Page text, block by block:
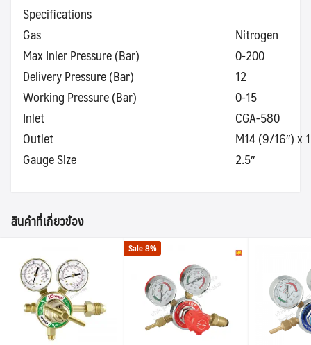
Search
Specifications
Gas
Nitrogen
Max Inler Pressure (Bar)
0-200
Delivery Pressure (Bar)
12
Working Pressure (Bar)
0-15
Inlet
CGA-580
Outlet
M14 (9/16″) x
Gauge Size
2.5″
สินค้าที่เกี่ยวข้อง
Sale 8%